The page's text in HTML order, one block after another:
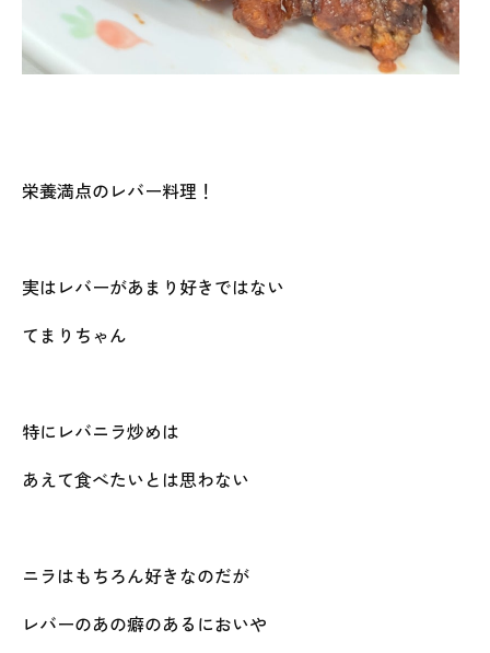
栄養満点のレバー料理！
実はレバーがあまり好きではない
てまりちゃん
特にレバニラ炒めは
あえて食べたいとは思わない
ニラはもちろん好きなのだが
レバーのあの癖のあるにおいや